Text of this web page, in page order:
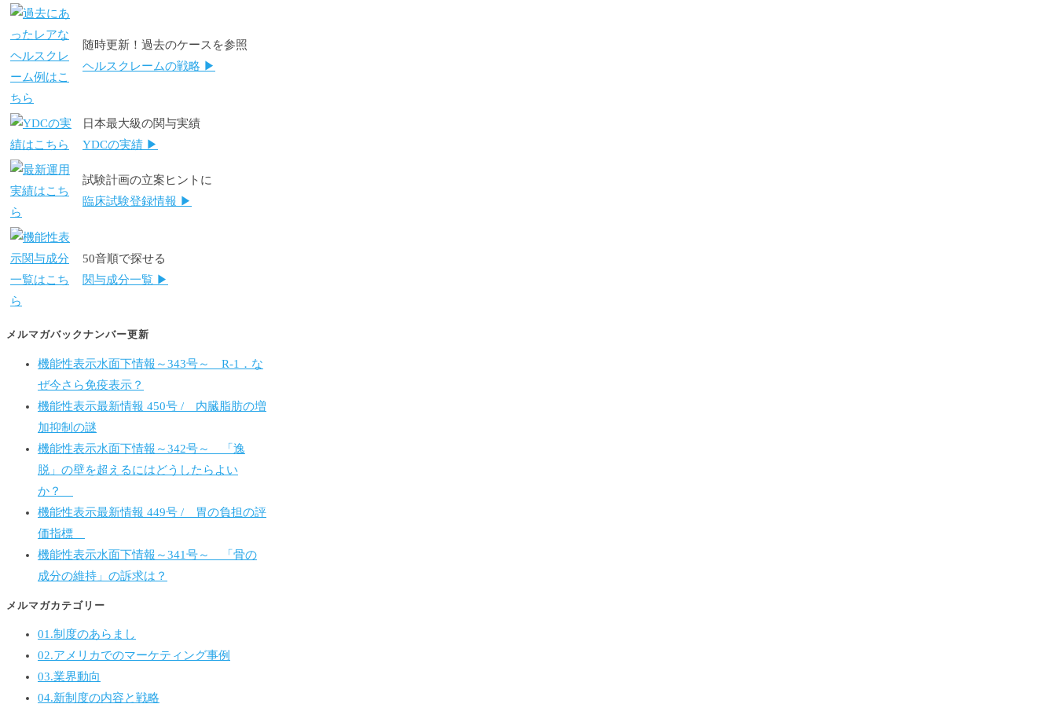
随時更新！過去のケースを参照
ヘルスクレームの戦略 ▶
日本最大級の関与実績
YDCの実績 ▶
試験計画の立案ヒントに
臨床試験登録情報 ▶
50音順で探せる
関与成分一覧 ▶
メルマガバックナンバー更新
機能性表示水面下情報～343号～ R-1．な
ぜ今さら免疫表示？
機能性表示最新情報 450号 / 内臓脂肪の増
加抑制の謎
機能性表示水面下情報～342号～ 「逸
脱」の壁を超えるにはどうしたらよい
か？
機能性表示最新情報 449号 / 胃の負担の評
価指標
機能性表示水面下情報～341号～ 「骨の
成分の維持」の訴求は？
メルマガカテゴリー
01.制度のあらまし
02.アメリカでのマーケティング事例
03.業界動向
04.新制度の内容と戦略